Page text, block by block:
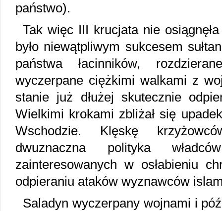
państwo).
Tak więc III krucjata nie
było niewątpliwym sukcesem
państwa łacinników,
wyczerpane ciężkimi walkami z
stanie już dłużej skutecznie
Wielkimi krokami zbliżał się
Wschodzie. Klęskę
dwuznaczna polityka
zainteresowanych w osłabieniu
odpieraniu ataków wyznawców
Saladyn wyczerpany wojnami i